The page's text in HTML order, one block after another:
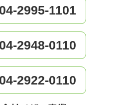
04-2995-1101
04-2948-0110
04-2922-0110